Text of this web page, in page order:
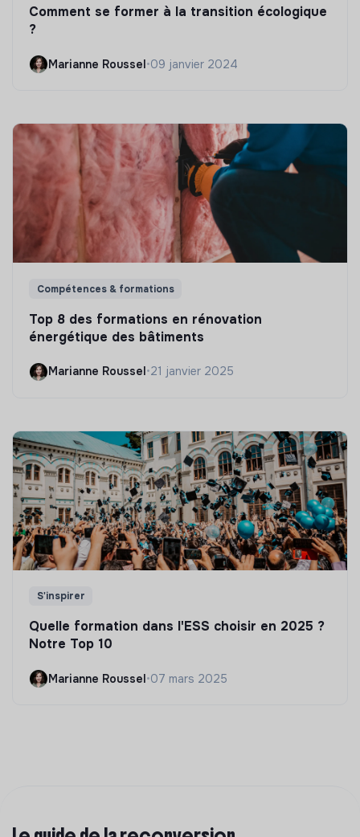
Comment se former à la transition écologique
?
Marianne Roussel•09 janvier 2024
Compétences & formations
Top 8 des formations en rénovation
énergétique des bâtiments
Marianne Roussel•21 janvier 2025
S'inspirer
Quelle formation dans l'ESS choisir en 2025 ?
Notre Top 10
Marianne Roussel•07 mars 2025